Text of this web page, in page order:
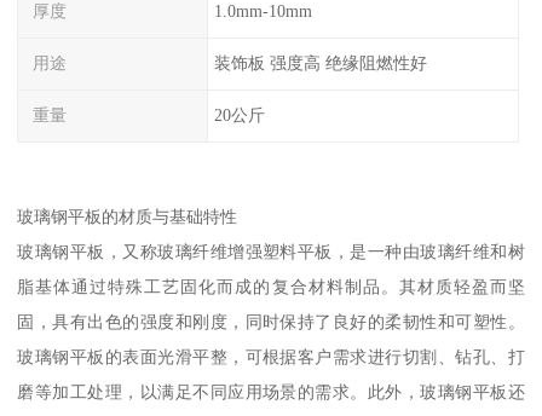
厚度 1.0mm-10mm
用途 装饰板 强度高 绝缘阻燃性好
重量 20公斤
玻璃钢平板的材质与基础特性
玻璃钢平板，又称玻璃纤维增强塑料平板，是一种由玻璃纤维和树
脂基体通过特殊工艺固化而成的复合材料制品。其材质轻盈而坚
固，具有出色的强度和刚度，同时保持了良好的柔韧性和可塑性。
玻璃钢平板的表面光滑平整，可根据客户需求进行切割、钻孔、打
磨等加工处理，以满足不同应用场景的需求。此外，玻璃钢平板还